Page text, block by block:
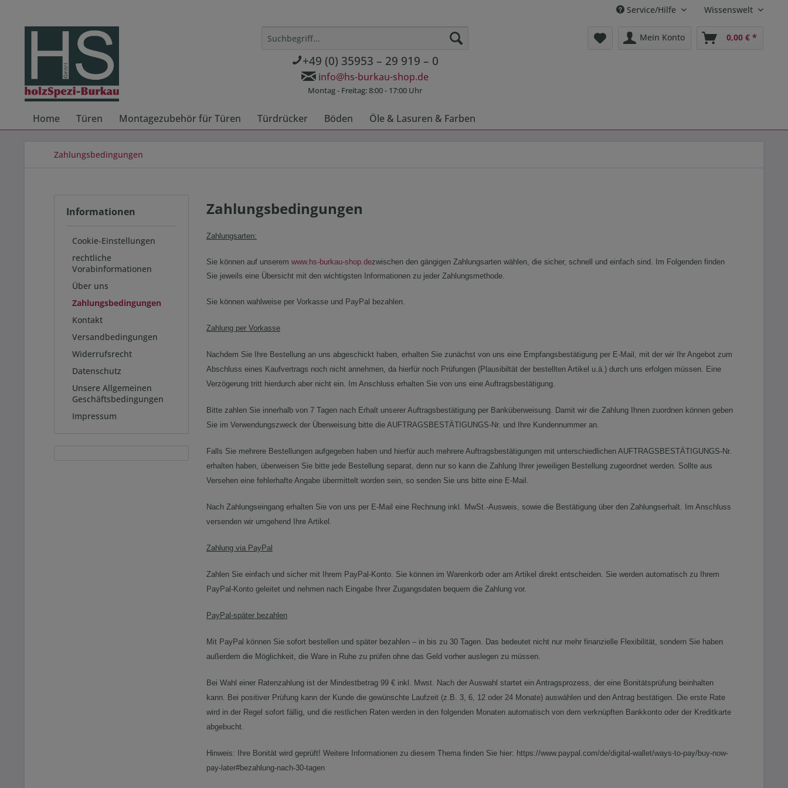
Service/Hilfe Wissenswelt
+49 (0) 35953 – 29 919 – 0
info@hs-burkau-shop.de
Montag - Freitag: 8:00 - 17:00 Uhr
Mein Konto 0,00 € *
Home Türen Montagezubehör für Türen Türdrücker Böden Öle & Lasuren & Farben
Zahlungsbedingungen
Informationen
Cookie-Einstellungen
rechtliche
Vorabinformationen
Über uns
Zahlungsbedingungen
Kontakt
Versandbedingungen
Widerrufsrecht
Datenschutz
Unsere Allgemeinen
Geschäftsbedingungen
Impressum
Zahlungsbedingungen
Zahlungsarten:
Sie können auf unserem www.hs-burkau-shop.dezwischen den gängigen Zahlungsarten wählen, die sicher, schnell und einfach sind. Im Folgenden finden
Sie jeweils eine Übersicht mit den wichtigsten Informationen zu jeder Zahlungsmethode.
Sie können wahlweise per Vorkasse und PayPal bezahlen.
Zahlung per Vorkasse
Nachdem Sie Ihre Bestellung an uns abgeschickt haben, erhalten Sie zunächst von uns eine Empfangsbestätigung per E-Mail, mit der wir Ihr Angebot zum
Abschluss eines Kaufvertrags noch nicht annehmen, da hierfür noch Prüfungen (Plausibiltät der bestellten Artikel u.ä.) durch uns erfolgen müssen. Eine
Verzögerung tritt hierdurch aber nicht ein. Im Anschluss erhalten Sie von uns eine Auftragsbestätigung.
Bitte zahlen Sie innerhalb von 7 Tagen nach Erhalt unserer Auftragsbestätigung per Banküberweisung. Damit wir die Zahlung Ihnen zuordnen können geben
Sie im Verwendungszweck der Überweisung bitte die AUFTRAGSBESTÄTIGUNGS-Nr. und Ihre Kundennummer an.
Falls Sie mehrere Bestellungen aufgegeben haben und hierfür auch mehrere Auftragsbestätigungen mit unterschiedlichen AUFTRAGSBESTÄTIGUNGS-Nr.
erhalten haben, überweisen Sie bitte jede Bestellung separat, denn nur so kann die Zahlung Ihrer jeweiligen Bestellung zugeordnet werden. Sollte aus
Versehen eine fehlerhafte Angabe übermittelt worden sein, so senden Sie uns bitte eine E-Mail.
Nach Zahlungseingang erhalten Sie von uns per E-Mail eine Rechnung inkl. MwSt.-Ausweis, sowie die Bestätigung über den Zahlungserhalt. Im Anschluss
versenden wir umgehend Ihre Artikel.
Zahlung via PayPal
Zahlen Sie einfach und sicher mit Ihrem PayPal-Konto. Sie können im Warenkorb oder am Artikel direkt entscheiden. Sie werden automatisch zu Ihrem
PayPal-Konto geleitet und nehmen nach Eingabe Ihrer Zugangsdaten bequem die Zahlung vor.
PayPal-später bezahlen
Mit PayPal können Sie sofort bestellen und später bezahlen – in bis zu 30 Tagen. Das bedeutet nicht nur mehr finanzielle Flexibilität, sondern Sie haben
außerdem die Möglichkeit, die Ware in Ruhe zu prüfen ohne das Geld vorher auslegen zu müssen.
Bei Wahl einer Ratenzahlung ist der Mindestbetrag 99 € inkl. Mwst. Nach der Auswahl startet ein Antragsprozess, der eine Bonitätsprüfung beinhalten
kann. Bei positiver Prüfung kann der Kunde die gewünschte Laufzeit (z.B. 3, 6, 12 oder 24 Monate) auswählen und den Antrag bestätigen. Die erste Rate
wird in der Regel sofort fällig, und die restlichen Raten werden in den folgenden Monaten automatisch von dem verknüpften Bankkonto oder der Kreditkarte
abgebucht.
Hinweis: Ihre Bonität wird geprüft! Weitere Informationen zu diesem Thema finden Sie hier: https://www.paypal.com/de/digital-wallet/ways-to-pay/buy-now-
pay-later#bezahlung-nach-30-tagen